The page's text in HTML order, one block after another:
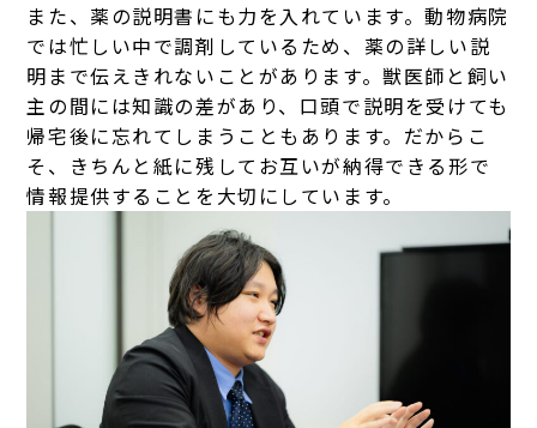
また、薬の説明書にも力を入れています。動物病院
では忙しい中で調剤しているため、薬の詳しい説
明まで伝えきれないことがあります。獣医師と飼い
主の間には知識の差があり、口頭で説明を受けても
帰宅後に忘れてしまうこともあります。だからこ
そ、きちんと紙に残してお互いが納得できる形で
情報提供することを大切にしています。